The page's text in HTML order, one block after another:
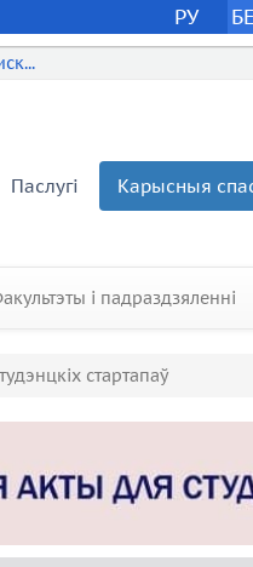
РУ
Паслугі Карысныя
і падраздзяленні
стартапаў